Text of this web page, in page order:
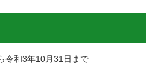
令和3年10月31日まで